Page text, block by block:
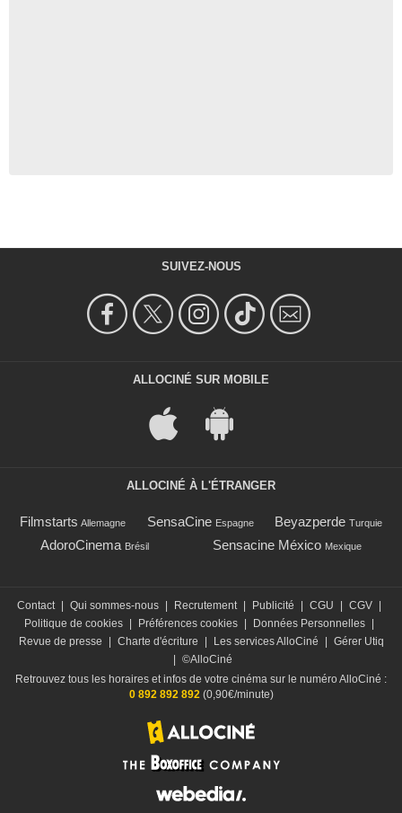
SUIVEZ-NOUS
ALLOCINÉ SUR MOBILE
ALLOCINÉ À L'ÉTRANGER
Filmstarts Allemagne SensaCine Espagne Beyazperde Turquie
AdoroCinema Brésil Sensacine México Mexique
Contact Qui sommes-nous Recrutement Publicité CGU CGV
Politique de cookies
Préférences cookies Données Personnelles
Revue de presse
Charte d'écriture Les services AlloCiné
Gérer Utiq
©AlloCiné
Retrouvez tous les horaires et infos de votre cinéma sur le numéro AlloCiné :
0 892 892 892(0,90€/minute)